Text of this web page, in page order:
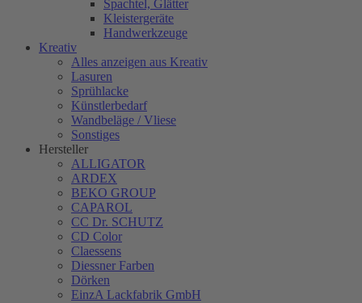
Spachtel, Glätter
Kleistergeräte
Handwerkzeuge
Kreativ
Alles anzeigen aus Kreativ
Lasuren
Sprühlacke
Künstlerbedarf
Wandbeläge / Vliese
Sonstiges
Hersteller
ALLIGATOR
ARDEX
BEKO GROUP
CAPAROL
CC Dr. SCHUTZ
CD Color
Claessens
Diessner Farben
Dörken
EinzA Lackfabrik GmbH